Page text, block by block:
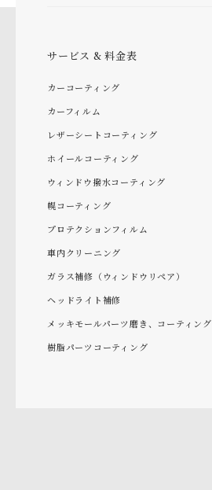
サービス & 料金表
カーコーティング
カーフィルム
レザーシートコーティング
ホイールコーティング
ウィンドウ撥水コーティング
幌コーティング
プロテクションフィルム
車内クリーニング
ガラス補修（ウィンドウリペア）
ヘッドライト補修
メッキモールパーツ磨き、コーティング
樹脂パーツコーティング